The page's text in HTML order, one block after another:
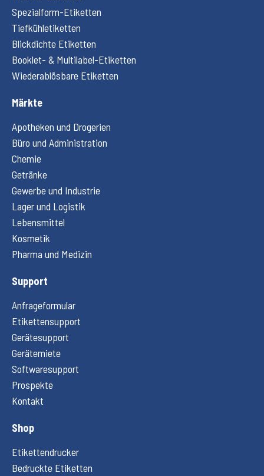
Spezialform-Etiketten
Tiefkühletiketten
Blickdichte Etiketten
Booklet- & Multilabel-Etiketten
Wiederablösbare Etiketten
Märkte
Apotheken und Drogerien
Büro und Administration
Chemie
Getränke
Gewerbe und Industrie
Lager und Logistik
Lebensmittel
Kosmetik
Pharma und Medizin
Support
Anfrageformular
Etikettensupport
Gerätesupport
Gerätemiete
Softwaresupport
Prospekte
Kontakt
Shop
Etikettendrucker
Bedruckte Etiketten